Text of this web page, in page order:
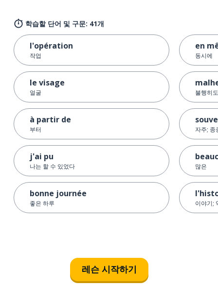
학습할 단어 및 구문: 41개
l'opération
작업
le visage
얼굴
à partir de
부터
j'ai pu
나는 할 수 있었다
bonne journée
좋은 하루
en
동시에
불행히도
자주; 종
많은
이야기;
레슨 시작하기